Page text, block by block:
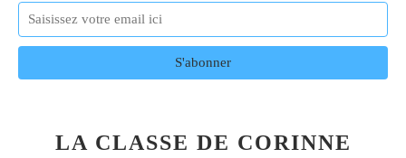
LA CLASSE DE CORINNE